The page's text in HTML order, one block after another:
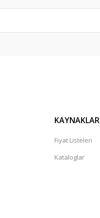
KAYNAKLAR
Fiyat Listeleri
Kataloglar